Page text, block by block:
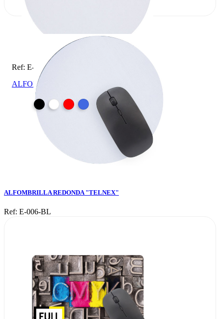
Ref: E-006-BL
ALFOMBRILLA REDONDA "TELNEX"
ALFOMBRILLA REDONDA "TELNEX"
Ref: E-006-BL